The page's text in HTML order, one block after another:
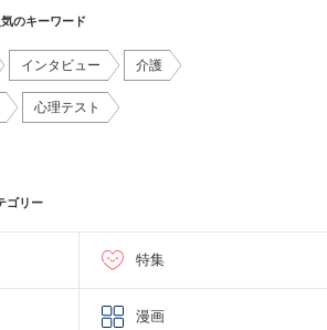
気のキーワード
インタビュー 介護
心理テスト
ゴリー
特集
漫画